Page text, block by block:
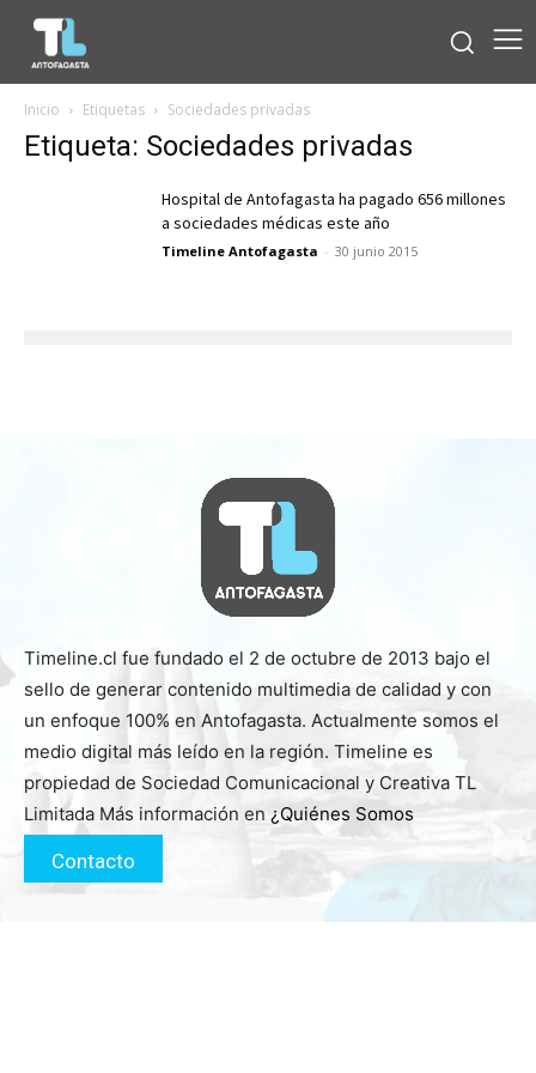
Inicio Etiquetas Sociedades privadas
Etiqueta: Sociedades privadas
Hospital de Antofagasta ha pagado 656 millones
a sociedades médicas este año
Timeline Antofagasta - 30 junio 2015
Timeline.cl fue fundado el 2 de octubre de 2013 bajo el
sello de generar contenido multimedia de calidad y con
un enfoque 100% en Antofagasta. Actualmente somos el
medio digital más leído en la región. Timeline es
propiedad de Sociedad Comunicacional y Creativa TL
Limitada Más información en ¿Quiénes Somos
Contacto